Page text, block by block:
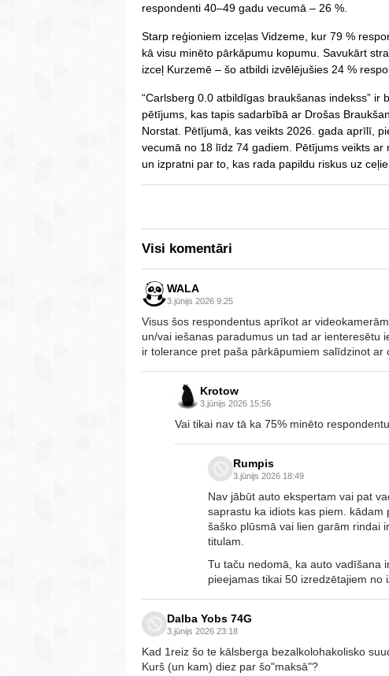
respondenti 40–49 gadu vecumā – 26 %.
Starp reģioniem izceļas Vidzeme, kur 79 %
kā visu minēto pārkāpumu kopumu. Savukārt
izceļ Kurzemē – šo atbildi izvēlējušies 24 %
“Carlsberg 0.0 atbildīgas braukšanas indekss” ir
pētījums, kas tapis sadarbībā ar Drošas
Norstat. Pētījumā, kas veikts 2026. gada aprīlī,
vecumā no 18 līdz 74 gadiem. Pētījums veikts
un izpratni par to, kas rada papildu riskus uz
Visi komentāri
WALA
3.jūnijs 2026 9:25
Visus šos respondentus aprīkot ar
un/vai iešanas paradumus un tad ar ienteresētu
ir tolerance pret paša pārkāpumiem salīdzinot ar
Krotow
3.jūnijs 2026 15:56
Vai tikai nav tā ka 75% minēto
Rumpis
3.jūnijs 2026 18:49
Nav jābūt auto ekspertam vai pat
saprastu ka idiots kas piem. kādam
šaško plūsmā vai lien garām rindai
titulam.
Tu taču nedomā, ka auto vadīšana
pieejamas tikai 50 izredzētajiem no
Dalba Yobs 74G
3.jūnijs 2026 23:18
Kad 1reiz šo te kālsberga bezalkolohakolisko
Kurš (un kam) diez par šo"maksā"?